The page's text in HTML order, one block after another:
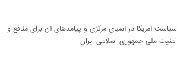
سیاست آمریکا در آسیای مرکزی و پیامدهای آن برای منافع و
امنیت ملی جمهوری اسلامی ایران